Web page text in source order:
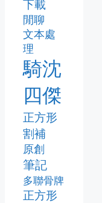
下載
閒聊
文本處
理
騎沈
四傑
正方形
割補
原創
筆記
多聯骨牌
正方形